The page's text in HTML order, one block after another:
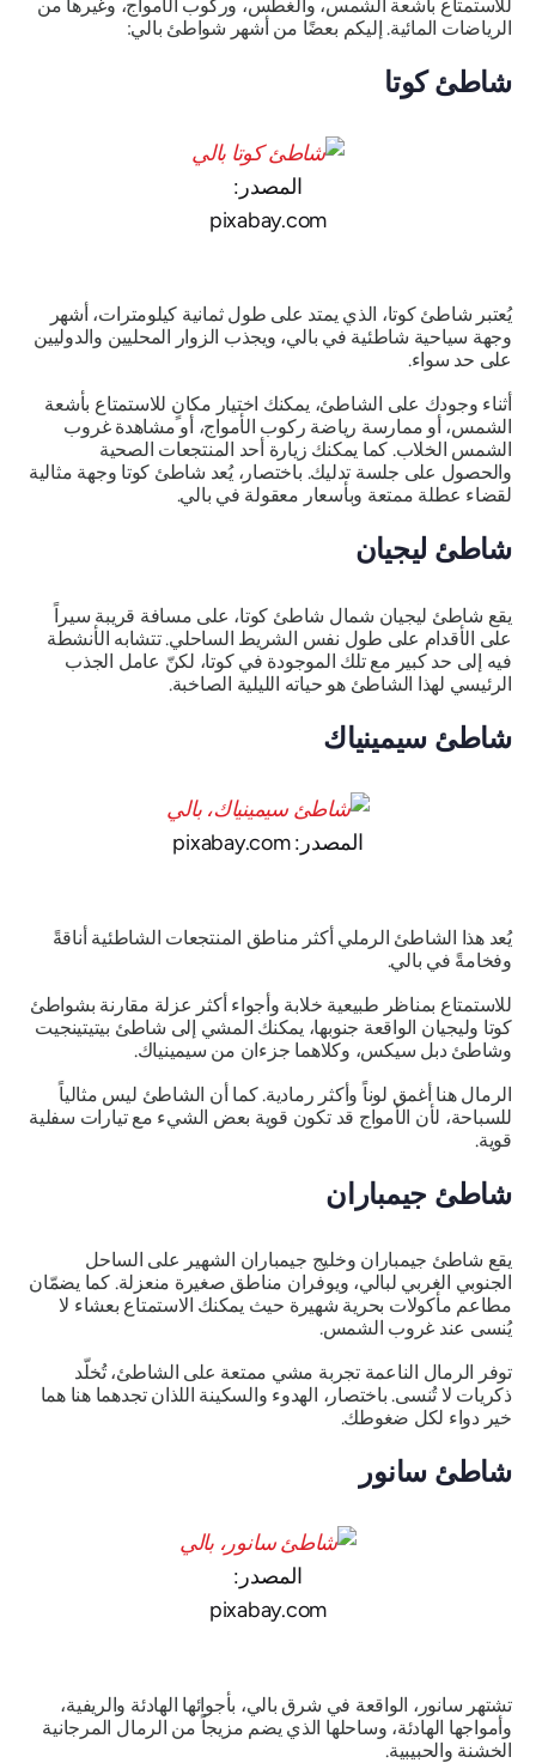
للاستمتاع بأشعة الشمس، والغطس، وركوب الأمواج، وغيرها من
الرياضات المائية. إليكم بعضًا من أشهر شواطئ بالي:
شاطئ كوتا
المصدر:
pixabay.com
يُعتبر شاطئ كوتا، الذي يمتد على طول ثمانية كيلومترات، أشهر
وجهة سياحية شاطئية في بالي، ويجذب الزوار المحليين والدوليين
على حد سواء.
أثناء وجودك على الشاطئ، يمكنك اختيار مكانٍ للاستمتاع بأشعة
الشمس، أو ممارسة رياضة ركوب الأمواج، أو مشاهدة غروب
الشمس الخلاب. كما يمكنك زيارة أحد المنتجعات الصحية
والحصول على جلسة تدليك. باختصار، يُعد شاطئ كوتا وجهة مثالية
لقضاء عطلة ممتعة وبأسعار معقولة في بالي.
شاطئ ليجيان
يقع شاطئ ليجيان شمال شاطئ كوتا، على مسافة قريبة سيراً
على الأقدام على طول نفس الشريط الساحلي. تتشابه الأنشطة
فيه إلى حد كبير مع تلك الموجودة في كوتا، لكنّ عامل الجذب
الرئيسي لهذا الشاطئ هو حياته الليلية الصاخبة.
شاطئ سيمينياك
المصدر: pixabay.com
يُعد هذا الشاطئ الرملي أكثر مناطق المنتجعات الشاطئية أناقةً
وفخامةً في بالي.
للاستمتاع بمناظر طبيعية خلابة وأجواء أكثر عزلة مقارنة بشواطئ
كوتا وليجيان الواقعة جنوبها، يمكنك المشي إلى شاطئ بيتيتينجيت
وشاطئ دبل سيكس، وكلاهما جزءان من سيمينياك.
الرمال هنا أغمق لوناً وأكثر رمادية. كما أن الشاطئ ليس مثالياً
للسباحة، لأن الأمواج قد تكون قوية بعض الشيء مع تيارات سفلية
قوية.
شاطئ جيمباران
يقع شاطئ جيمباران وخليج جيمباران الشهير على الساحل
الجنوبي الغربي لبالي، ويوفران مناطق صغيرة منعزلة. كما يضمّان
مطاعم مأكولات بحرية شهيرة حيث يمكنك الاستمتاع بعشاء لا
يُنسى عند غروب الشمس.
توفر الرمال الناعمة تجربة مشي ممتعة على الشاطئ، تُخلّد
ذكريات لا تُنسى. باختصار، الهدوء والسكينة اللذان تجدهما هنا هما
خير دواء لكل ضغوطك.
شاطئ سانور
المصدر:
pixabay.com
تشتهر سانور، الواقعة في شرق بالي، بأجوائها الهادئة والريفية،
وأمواجها الهادئة، وساحلها الذي يضم مزيجاً من الرمال المرجانية
الخشنة والحبيبية.